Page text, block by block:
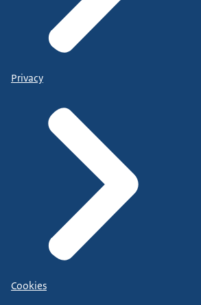
Privacy
Cookies